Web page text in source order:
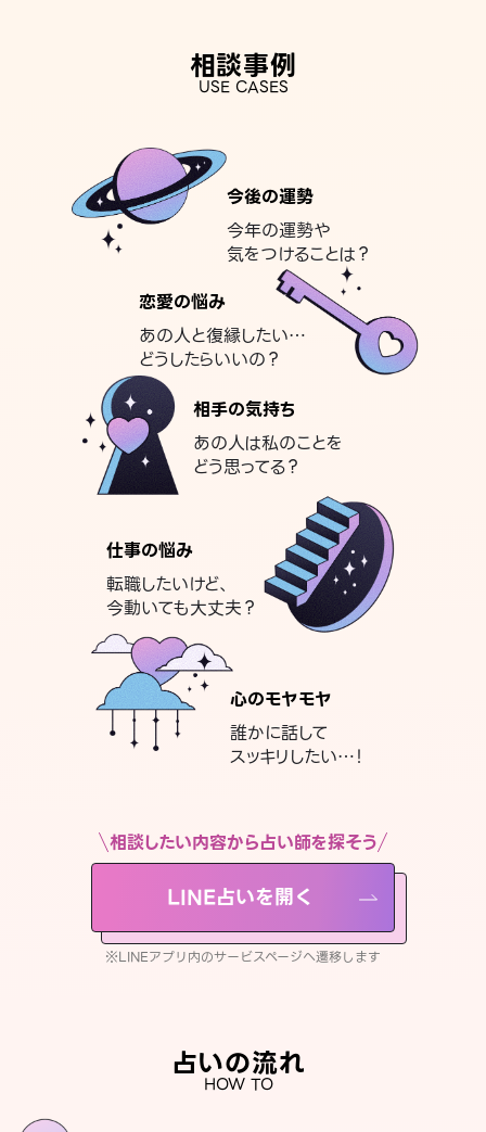
相談事例
USE CASES
今後の運勢
今年の運勢や
気をつけることは？
恋愛の悩み
あの人と復縁したい…
どうしたらいいの？
相手の気持ち
あの人は私のことを
どう思ってる？
仕事の悩み
転職したいけど、
今動いても大丈夫？
心のモヤモヤ
誰かに話して
スッキリしたい…！
相談したい内容から占い師を探そう
LINE占いを開く
※LINEアプリ内のサービスページへ遷移します
占いの流れ
HOW TO